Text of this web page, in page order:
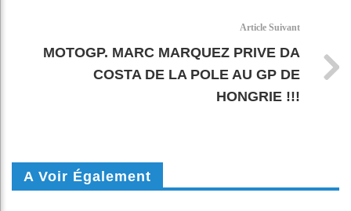
Article Suivant
MOTOGP. MARC MARQUEZ PRIVE DA
COSTA DE LA POLE AU GP DE
HONGRIE !!!
A Voir Également